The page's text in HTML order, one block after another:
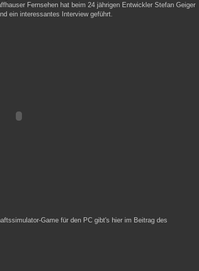
Fernsehen hat beim 24 jährigen Entwickler Stefan Geiger
ein interessantes Interview geführt.
Game für den PC gibt's hier im Beitrag des